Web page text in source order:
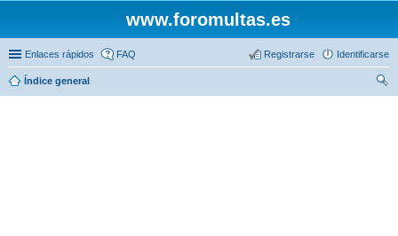
www.foromultas.es
Enlaces rápidos FAQ Identificarse
Registrarse
Índice general